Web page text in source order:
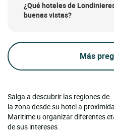
¿Qué hoteles de
buenas vistas?
Más
Salga a descubrir las regiones de
la zona desde su hotel a
Maritime u organizar diferentes
de sus intereses.